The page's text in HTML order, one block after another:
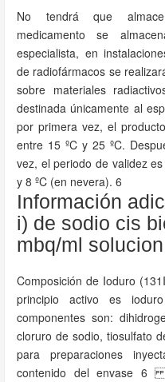
No tendrá que
medicamento se
especialista, en
de radiofármacos se
sobre materiales
destinada únicamente al
por primera vez, el
entre 15 ºC y 25 ºC.
vez, el periodo de validez
y 8 ºC (en nevera). 6
Información
i) de sodio cis
mbq/ml
Composición de Ioduro
principio activo es
componentes son:
cloruro de sodio, tiosulfato
para preparaciones
contenido del envase 6